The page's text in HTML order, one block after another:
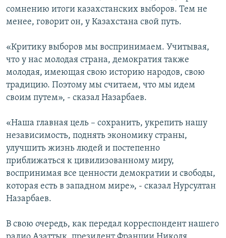
сомнению итоги казахстанских выборов. Тем не
менее, говорит он, у Казахстана свой путь.
«Критику выборов мы воспринимаем. Учитывая,
что у нас молодая страна, демократия также
молодая, имеющая свою историю народов, свою
традицию. Поэтому мы считаем, что мы идем
своим путем», - сказал Назарбаев.
«Наша главная цель – сохранить, укрепить нашу
независимость, поднять экономику страны,
улучшить жизнь людей и постепенно
приближаться к цивилизованному миру,
воспринимая все ценности демократии и свободы,
которая есть в западном мире», - сказал Нурсултан
Назарбаев.
В свою очередь, как передал корреспондент нашего